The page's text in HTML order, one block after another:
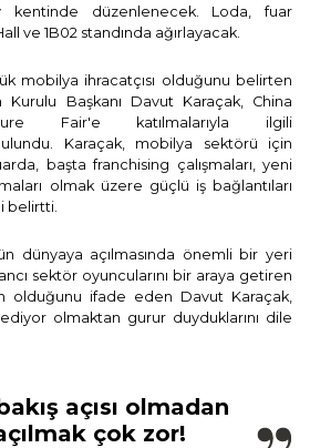
kentinde düzenlenecek. Loda, fuar
ve 1B02 standında ağırlayacak.
mobilya ihracatçısı olduğunu belirten
Başkanı Davut Karaçak, China
Fair'e katılmalarıyla ilgili
Karaçak, mobilya sektörü için
başta franchising çalışmaları, yeni
olmak üzere güçlü iş bağlantıları
belirtti.
dünyaya açılmasında önemli bir yeri
sektör oyuncularını bir araya getiren
olduğunu ifade eden Davut Karaçak,
olmaktan gurur duyduklarını dile
açısı olmadan
çok zor!